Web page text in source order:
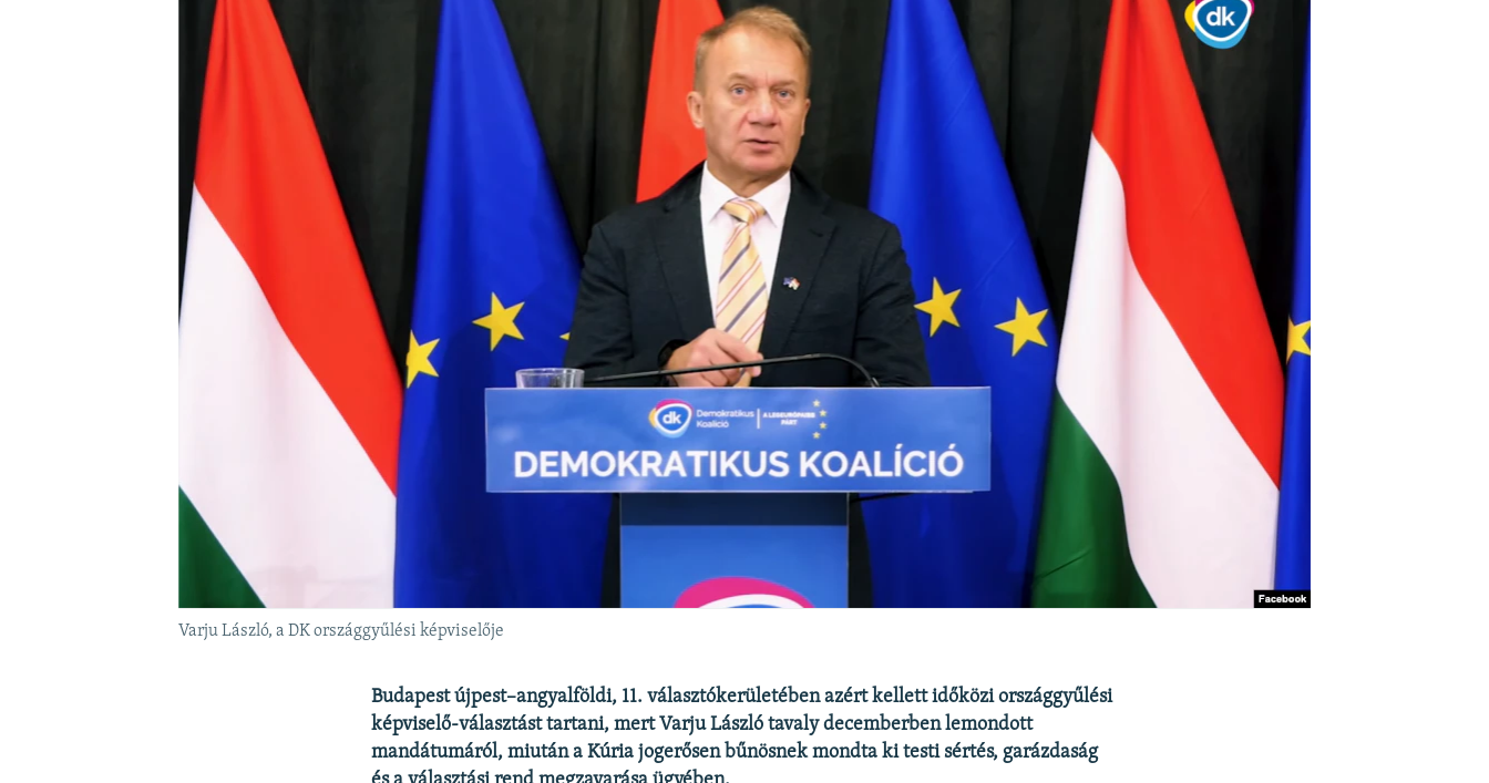
Varju László, a DK országgyűlési képviselője
Budapest újpest–angyalföldi, 11. választókerületében azért kellett időközi országgyűlési
képviselő-választást tartani, mert Varju László tavaly decemberben lemondott
mandátumáról, miután a Kúria jogerősen bűnösnek mondta ki testi sértés, garázdaság